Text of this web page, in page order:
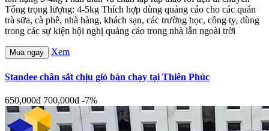
Tổng trọng lượng: 4-5kg Thích hợp dùng quảng cáo cho các quán
trà sữa, cà phê, nhà hàng, khách sạn, các trường học, công ty, dùng
trong các sự kiện hội nghị quảng cáo trong nhà lẫn ngoài trời
Mua ngay Xem
Standee chân sắt chịu gió bán chạy tại Thiên Phúc
650,000đ 700,000đ -7%